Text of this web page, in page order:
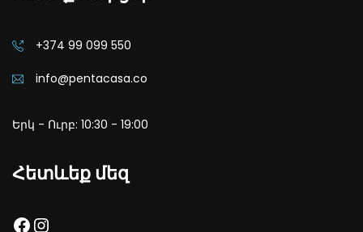
+374 99 099 550
info@pentacasa.co
Երկ - Ուրբ: 10:30 - 19:00
Հետևեք մեզ
Facebook Instagram